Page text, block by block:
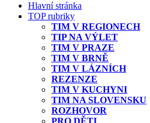
Hlavní stránka
TOP rubriky
TIM V REGIONECH
TIP NA VÝLET
TIM V PRAZE
TIM V BRNĚ
TIM V LÁZNÍCH
REZENZE
TIM V KUCHYNI
TIM NA SLOVENSKU
ROZHOVOR
PRO DĚTI